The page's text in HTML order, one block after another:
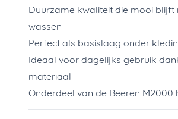
Duurzame kwaliteit die mooi blijft
wassen
Perfect als basislaag onder
Ideaal voor dagelijks gebruik
materiaal
Onderdeel van de Beeren M2000